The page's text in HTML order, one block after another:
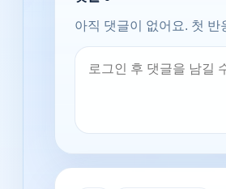
아직 댓글이 없어요. 첫 반